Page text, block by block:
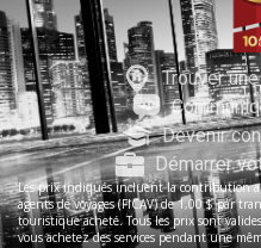
Trouver
Devenir
Démarrer
Les prix indiqués incluent la contribution
agents de voyages (FICAV) de 1,00 $ par
touristique acheté. Tous les prix sont
vous achetez des services pendant une